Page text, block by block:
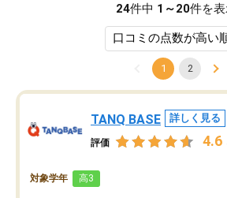
24件中 1～20件を
1 2
TANQ BASE 詳しく見る
評価 4.6
対象学年 高3